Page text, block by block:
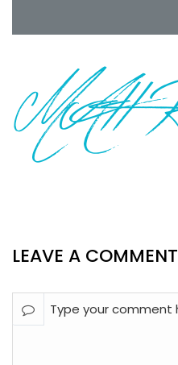
LEAVE A COMMENT